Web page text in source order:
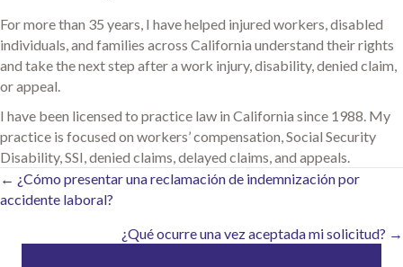
For more than 35 years, I have helped injured workers, disabled
individuals, and families across California understand their rights
and take the next step after a work injury, disability, denied claim,
or appeal.
I have been licensed to practice law in California since 1988. My
practice is focused on workers’ compensation, Social Security
Disability, SSI, denied claims, delayed claims, and appeals.
Posts
navigation
← ¿Cómo presentar una reclamación de indemnización por
accidente laboral?
¿Qué ocurre una vez aceptada mi solicitud? →